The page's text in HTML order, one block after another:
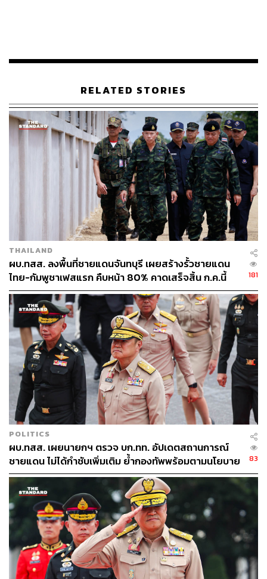
ประสิทธิภาพมากขึ้น โดยการเพิ่มคนและเครื่องมือในการ
สอดส่องดูแล เพื่อให้ทั่วถึง เป็นหูเป็นตาให้ผู้บังคับบัญชาได้
มากขึ้น
ขณะที่ค่ายฝึกรวมถึงสนามชายแดนให้ตรวจสอบสุขภาพจิตผู้
บังคับบัญชา โดยเฉพาะครูฝึกทั่วประเทศ ซึ่งมีโอกาสที่จะเกิด
ความเครียดจนลงโทษแบบวิตถาร ต้องไม่ละเลย เพราะมี
สำหรับเคสดังกล่าวที่สั่งให้แก้ผ้า สุทินกล่าวว่า ผู้บังคับบัญชา
จะลงไปตรวจสอบว่าเข้าข่ายโรคจิตหรือไม่ เพราะสุขภาพจิต
และโรคจิตเกิดขึ้นได้หลายอย่าง บางครั้งเกิดจากความเครียด
ในหลายๆ ด้าน และมีสถานการณ์เฉพาะหน้าเป็นตัวกระตุ้น
ประกอบกับในกองทัพมีกำลังพลจำนวนมาก อาจมีพฤติกรรม
บางอย่างหรือเข้าข่ายเป็นโรคจิตได้
นอกจากนี้สุทินยังกล่าวว่า เตรียมที่จะประชุมและมอบ
นโยบายพิเศษในทุกเหล่าทัพ ตั้งแต่ผู้บัญชาการกองพล ไป
จนถึงหน่วยขึ้นตรงทุกหน่วย โดยมี ผบ.เหล่าทัพ ร่วมด้วย ซึ่ง
อาจจะใช้เวทีสภากลาโหมในครั้งหน้า เพื่อให้เกิดความ
เข้าใจตรงกัน
สุทินยังเชื่อมั่นว่าปัจจุบันโซเชียลมีเดียเข้าถึงทุกอย่าง และตน
ก็มีระบบตรวจสอบ แม้ผู้ใต้บังคับบัญชาที่โดนกระทำจะไม่
กล้าร้องทุกข์ แต่ก็ไม่สามารถรอดสายตาของผู้จับจ้องได้ และ
ตนจะมีการตั้งศูนย์ออนไลน์ให้ทหารชั้นผู้น้อยได้ร้องทุกข์
ทั้งนี้ สุทินยอมรับว่าเหตุการณ์ดังกล่าวส่งผลกระทบกับการ
รณรงค์ให้มาสมัครใจเป็นทหาร และก็กังวล แต่เชื่อว่าการ
อธิบายเรื่องราวที่เกิดขึ้นเพื่อให้ความจริงปรากฏ ประชาชน
จะสามารถแยกแยะได้ ไม่ได้เกิดขึ้นกับทุกหน่วยทหาร แต่เมื่อ
เกิดขึ้นแล้วก็นำไปขยายให้น่ากลัว
TAGS: ทหารบก สุทิน คลังแสง
อุกฤษฎ์ บุญตานนท์
ชิษณุพงศ์ รอดศิริ
อานุภาพ ศิริมณฑ
RELATED STORIES
THAILAND
ผบ.ทสส. ลงพื้นที่ชายแดนจันทบุรี เผยสร้างรั้วชายแดน
ไทย-กัมพูชาเฟสแรก คืบหน้า 80% คาดเสร็จสิ้น ก.ค.นี้
181
POLITICS
ผบ.ทสส. เผยนายกฯ ตรวจ บก.ทท. อัปเดตสถานการณ์
ชายแดน ไม่ได้กำชับเพิ่มเติม ย้ำกองทัพพร้อมตามนโยบาย
5 ข้อ
83